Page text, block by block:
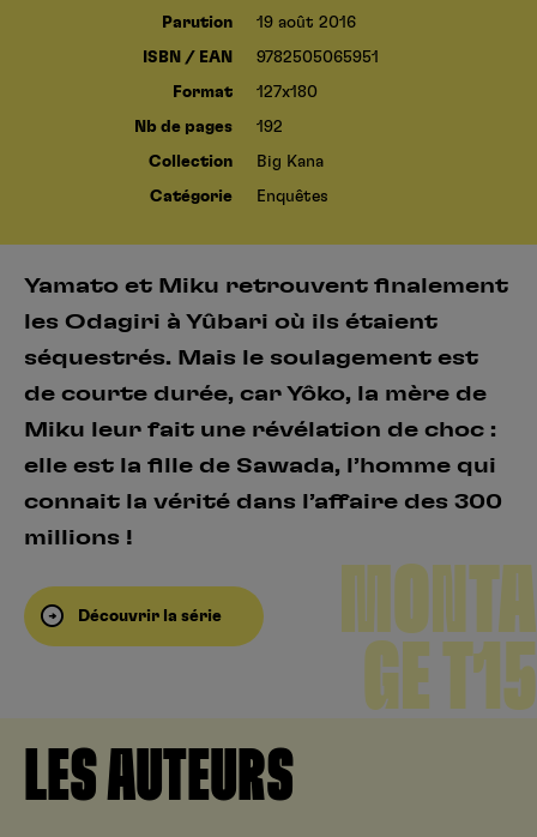
Parution 19 août 2016
ISBN / EAN 9782505065951
Format 127x180
Nb de pages 192
Collection Big Kana
Catégorie Enquêtes
Yamato et Miku retrouvent finalement
les Odagiri à Yûbari où ils étaient
séquestrés. Mais le soulagement est
de courte durée, car Yôko, la mère de
Miku leur fait une révélation de choc :
elle est la fille de Sawada, l’homme qui
connait la vérité dans l’affaire des 300
millions !
Découvrir la série
MONTA
GE T15
LES AUTEURS